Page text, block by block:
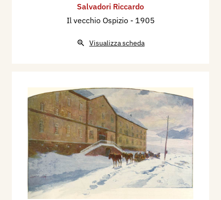
Salvadori Riccardo
Il vecchio Ospizio - 1905
Visualizza scheda